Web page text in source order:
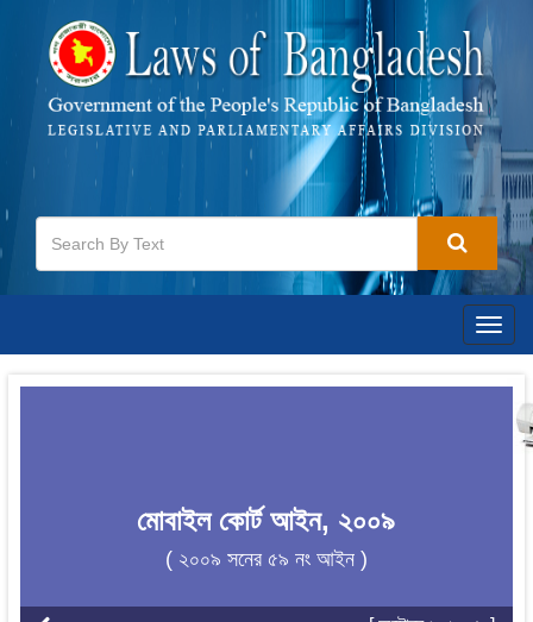
মোবাইল কোর্ট আইন, ২০০৯
( ২০০৯ সনের ৫৯ নং আইন )